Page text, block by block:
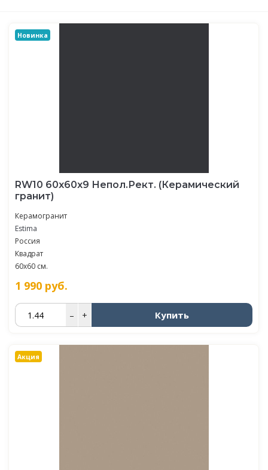
Новинка
RW10 60x60x9 Непол.Рект. (Керамический
гранит)
Керамогранит
Estima
Россия
Квадрат
60x60 см.
1 990 руб.
– + Купить
Акция